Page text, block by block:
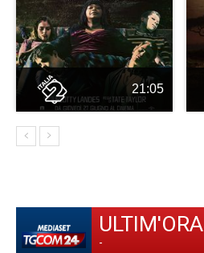
21:05
ULTIM'ORA
-